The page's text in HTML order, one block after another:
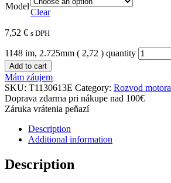
Model
Clear
7,52 € s DPH
1148 im, 2.725mm ( 2,72 ) quantity
Add to cart
Mám záujem
SKU: T1130613E Category: Rozvod motora
Doprava zdarma pri nákupe nad 100€
Záruka vrátenia peňazí
Description
Additional information
Description